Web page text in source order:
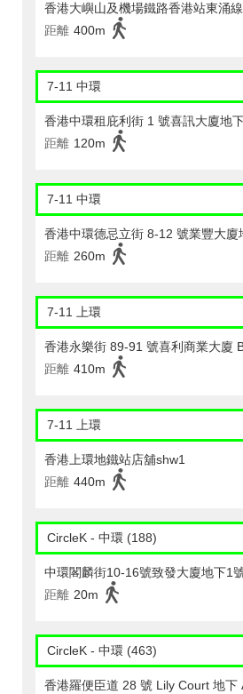
香港大嶼山及機場鐵路香港站東涌
距離 400m
7-11 中環
香港中環租庇利街 1 號喜訊大廈地
距離 120m
7-11 中環
香港中環德忌立街 8-12 號業豐大廈
距離 260m
7-11 上環
香港永樂街 89-91 號喜利商業大廈
距離 410m
7-11 上環
香港上環地鐵站店舖shw1
距離 440m
CircleK - 中環 (188)
中環閣麟街10-16號致發大廈地下1
距離 20m
CircleK - 中環 (463)
香港羅便臣道 28 號 Lily Court 地下